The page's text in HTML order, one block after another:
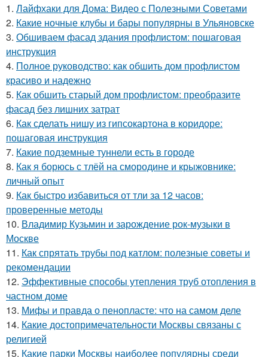
1. Лайфхаки для Дома: Видео с Полезными Советами
2. Какие ночные клубы и бары популярны в Ульяновске
3. Обшиваем фасад здания профлистом: пошаговая
инструкция
4. Полное руководство: как обшить дом профлистом
красиво и надежно
5. Как обшить старый дом профлистом: преобразите
фасад без лишних затрат
6. Как сделать нишу из гипсокартона в коридоре:
пошаговая инструкция
7. Какие подземные туннели есть в городе
8. Как я борюсь с тлёй на смородине и крыжовнике:
личный опыт
9. Как быстро избавиться от тли за 12 часов:
проверенные методы
10. Владимир Кузьмин и зарождение рок-музыки в
Москве
11. Как спрятать трубы под катлом: полезные советы и
рекомендации
12. Эффективные способы утепления труб отопления в
частном доме
13. Мифы и правда о пенопласте: что на самом деле
14. Какие достопримечательности Москвы связаны с
религией
15. Какие парки Москвы наиболее популярны среди